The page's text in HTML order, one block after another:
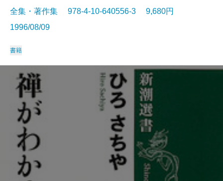
全集・著作集 978-4-10-640556-3 9,680円
1996/08/09
書籍